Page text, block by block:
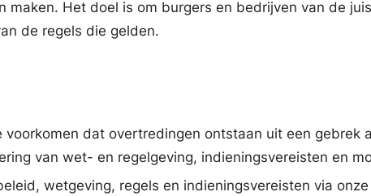
maken. Het doel is om burgers en bedrijven van de
de regels die gelden.
voorkomen dat overtredingen ontstaan uit een
van wet- en regelgeving, indieningsvereisten en
wetgeving, regels en indieningsvereisten via